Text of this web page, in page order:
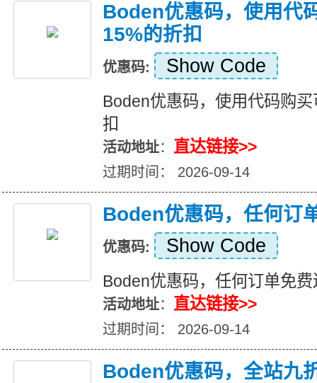
Boden优惠码，使用代
15%的折扣
优惠码: Show Code
Boden优惠码，使用代码购
扣
活动地址： 直达链接>>
过期时间： 2026-09-14
Boden优惠码，任何订
优惠码: Show Code
Boden优惠码，任何订单免费
活动地址： 直达链接>>
过期时间： 2026-09-14
Boden优惠码，全站九